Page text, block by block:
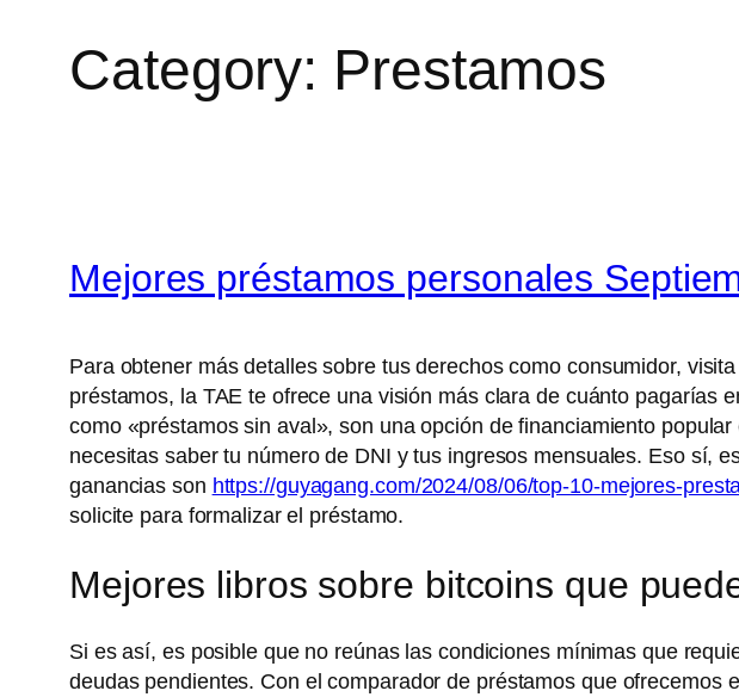
Category: Prestamos
Mejores préstamos personales
Para obtener más detalles sobre tus derechos como consumidor,
préstamos, la TAE te ofrece una visión más clara de cuánto pagarías
como «préstamos sin aval», son una opción de financiamiento
necesitas saber tu número de DNI y tus ingresos mensuales. Eso sí,
ganancias son https://guyagang.com/2024/08/06/top-10-mejores-
solicite para formalizar el préstamo.
Mejores libros sobre bitcoins que
Si es así, es posible que no reúnas las condiciones mínimas que
deudas pendientes. Con el comparador de préstamos que